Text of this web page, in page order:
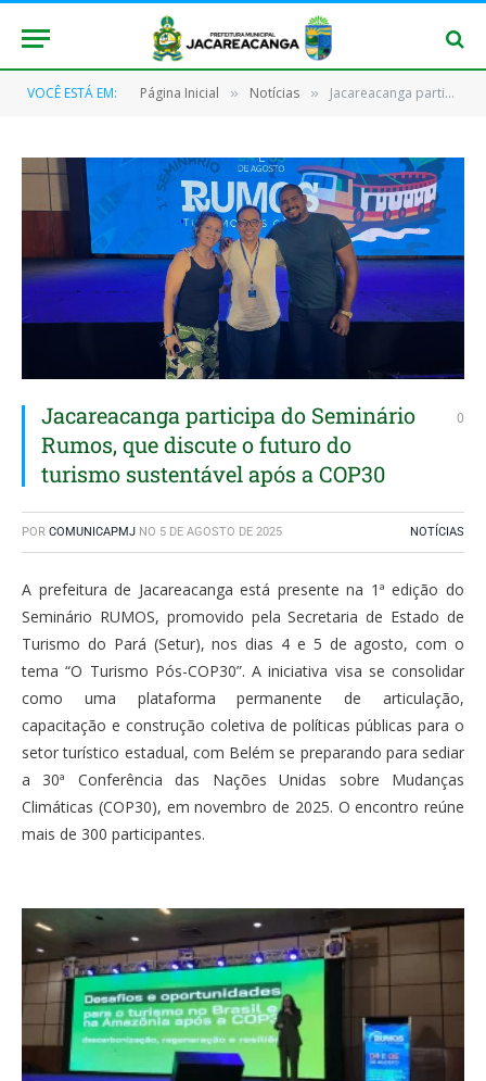
VOCÊ ESTÁ EM: Página Inicial » Notícias » Jacareacanga participa do Seminário Rumos, que discute o futuro do turismo sustentável após a COP30
Jacareacanga participa do Seminário
Rumos, que discute o futuro do
turismo sustentável após a COP30
0
POR COMUNICAPMJ NO 5 DE AGOSTO DE 2025 NOTÍCIAS
A prefeitura de Jacareacanga está presente na 1ª edição do
Seminário RUMOS, promovido pela Secretaria de Estado de
Turismo do Pará (Setur), nos dias 4 e 5 de agosto, com o
tema “O Turismo Pós-COP30”. A iniciativa visa se consolidar
como uma plataforma permanente de articulação,
capacitação e construção coletiva de políticas públicas para o
setor turístico estadual, com Belém se preparando para sediar
a 30ª Conferência das Nações Unidas sobre Mudanças
Climáticas (COP30), em novembro de 2025. O encontro reúne
mais de 300 participantes.